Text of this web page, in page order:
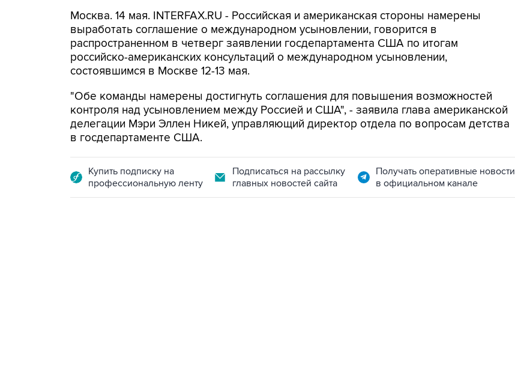
Москва. 14 мая. INTERFAX.RU - Российская и американская стороны намерены
выработать соглашение о международном усыновлении, говорится в
распространенном в четверг заявлении госдепартамента США по итогам
российско-американских консультаций о международном усыновлении,
состоявшимся в Москве 12-13 мая.
"Обе команды намерены достигнуть соглашения для повышения возможностей
контроля над усыновлением между Россией и США", - заявила глава американской
делегации Мэри Эллен Никей, управляющий директор отдела по вопросам детства
в госдепартаменте США.
Купить подписку на
профессиональную ленту
Подписаться на рассылку
главных новостей сайта
Получать оперативные новости
в официальном канале